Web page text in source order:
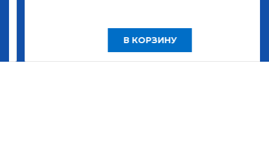
В КОРЗИНУ